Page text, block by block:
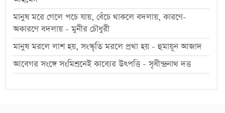
মানুষ মরে গেলে পচে যায়, বেঁচে থাকলে বদলায়, কারণে-
অকারণে বদলায় - মুনীর চৌধুরী
মানুষ মরলে লাশ হয়, সংস্কৃতি মরলে প্রথা হয় - হুমায়ূন আজাদ
আবেগর সংঙ্গে সংমিশ্রনেই কাব্যের উৎপত্তি - সৃধীন্দ্রনাথ দত্ত